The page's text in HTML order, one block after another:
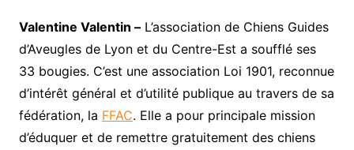
Valentine Valentin –L’association de Chiens Guides
d’Aveugles de Lyon et du Centre-Est a soufflé ses
33 bougies. C’est une association Loi 1901, reconnue
d’intérêt général et d’utilité publique au travers de sa
fédération, la FFAC. Elle a pour principale mission
d’éduquer et de remettre gratuitement des chiens